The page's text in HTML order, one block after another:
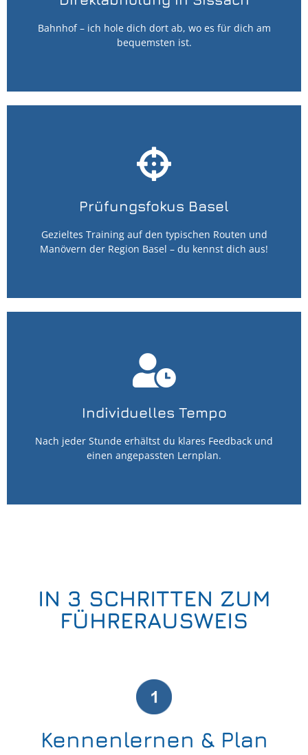
Bahnhof – ich hole dich dort ab, wo es für dich am
bequemsten ist.
Jetzt Abholung anfragen
Prüfungsfokus Basel
Gezieltes Training auf den typischen Routen und
Manövern der Region Basel – du kennst dich aus!
🎯 Bestens vorbereitet auf die
Prüfung in Basel!
Basel fühlst du dich sicher und souverän am Steuer.
Jetzt Vorbereitung anfragen
Individuelles Tempo
Nach jeder Stunde erhältst du klares Feedback und
einen angepassten Lernplan.
Führerausweis – ohne Druck, mit
Plan!
Feedback und einen auf dich zugeschnittenen
Individuelles Training starten
IN 3 SCHRITTEN ZUM
FÜHRERAUSWEIS
Kennenlernen & Plan